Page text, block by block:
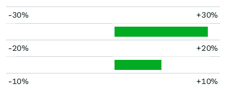
-30% +30%
-20% +20%
-10% +10%